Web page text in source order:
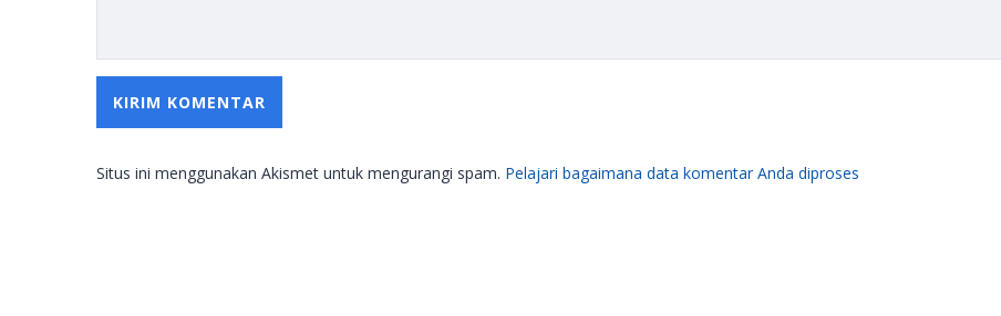
Situs ini menggunakan Akismet untuk mengurangi spam. Pelajari bagaimana data komentar Anda diproses